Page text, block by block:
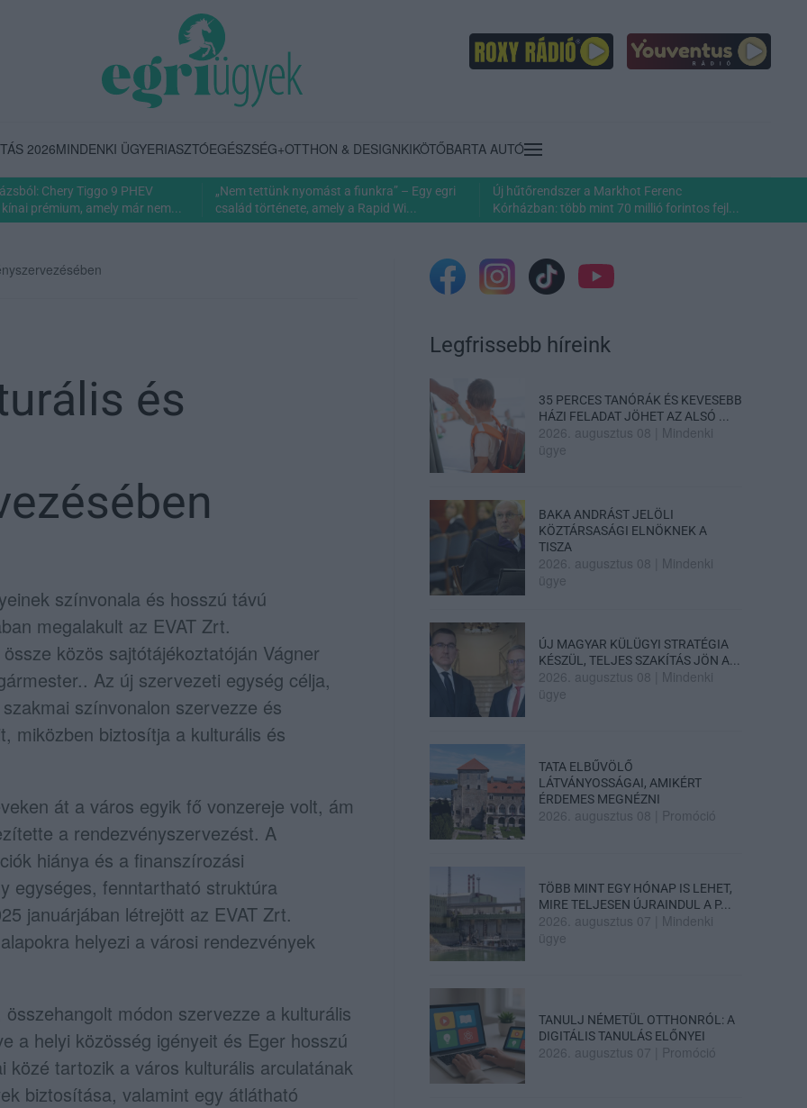
2026MINDENKI ÜGYERIASZTÓEGÉSZSÉG+OTTHON & DESIGNKIKÖTŐBARTA AUTÓ
Chery Tiggo 9 PHEV
prémium, amely már nem...
„Nem tettünk nyomást a fiunkra” – Egy egri
család története, amely a Rapid Wi...
Új hűtőrendszer a Markhot Ferenc
Kórházban: több mint 70 millió forintos fejl...
és
színvonala és hosszú távú
megalakult az EVAT Zrt.
közös sajtótájékoztatóján Vágner
Az új szervezeti egység célja,
színvonalon szervezze és
miközben biztosítja a kulturális és
át a város egyik fő vonzereje volt, ám
a rendezvényszervezést. A
hiánya és a finanszírozási
egységes, fenntartható struktúra
januárjában létrejött az EVAT Zrt.
helyezi a városi rendezvények
módon szervezze a kulturális
a helyi közösség igényeit és Eger hosszú
tartozik a város kulturális arculatának
biztosítása, valamint egy átlátható
Legfrissebb híreink
35 PERCES TANÓRÁK ÉS KEVESEBB
HÁZI FELADAT JÖHET AZ ALSÓ ...
2026. augusztus 08
Mindenki
ügye
BAKA ANDRÁST JELÖLI
KÖZTÁRSASÁGI ELNÖKNEK A
TISZA
2026. augusztus 08
Mindenki
ügye
ÚJ MAGYAR KÜLÜGYI STRATÉGIA
KÉSZÜL, TELJES SZAKÍTÁS JÖN A...
2026. augusztus 08
Mindenki
ügye
TATA ELBŰVÖLŐ
LÁTVÁNYOSSÁGAI, AMIKÉRT
ÉRDEMES MEGNÉZNI
2026. augusztus 08 Promóció
TÖBB MINT EGY HÓNAP IS LEHET,
MIRE TELJESEN ÚJRAINDUL A P...
2026. augusztus 07
Mindenki
ügye
TANULJ NÉMETÜL OTTHONRÓL: A
DIGITÁLIS TANULÁS ELŐNYEI
2026. augusztus 07 Promóció